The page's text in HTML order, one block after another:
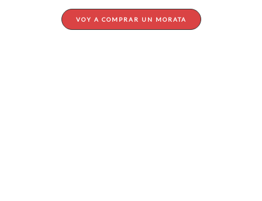
VOY A COMPRAR UN MORATA